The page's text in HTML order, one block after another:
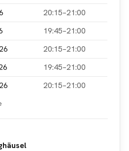
20:15–21:00
19:45–21:00
20:15–21:00
19:45–21:00
20:15–21:00